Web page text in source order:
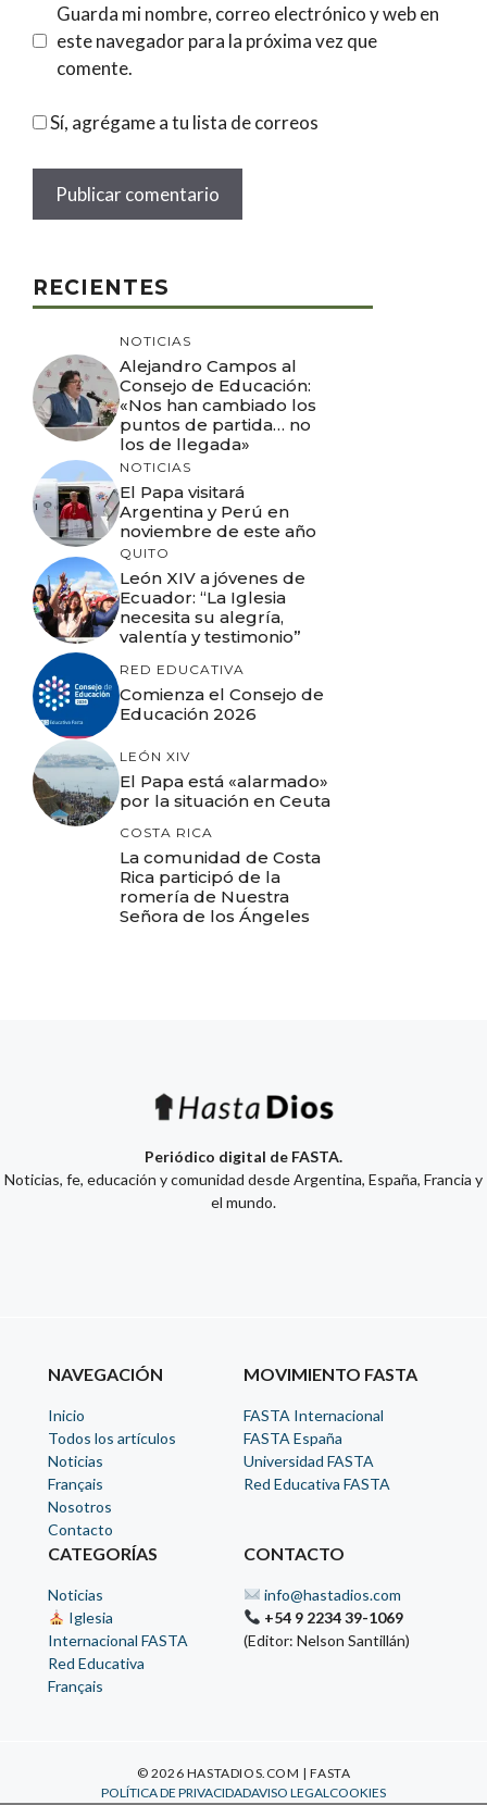
Guarda mi nombre, correo electrónico y web en
este navegador para la próxima vez que
comente.
Sí, agrégame a tu lista de correos
RECIENTES
NOTICIAS
Alejandro Campos al
Consejo de Educación:
«Nos han cambiado los
puntos de partida… no
los de llegada»
NOTICIAS
El Papa visitará
Argentina y Perú en
noviembre de este año
QUITO
León XIV a jóvenes de
Ecuador: “La Iglesia
necesita su alegría,
valentía y testimonio”
RED EDUCATIVA
Comienza el Consejo de
Educación 2026
LEÓN XIV
El Papa está «alarmado»
por la situación en Ceuta
COSTA RICA
La comunidad de Costa
Rica participó de la
romería de Nuestra
Señora de los Ángeles
Periódico digital de FASTA.
Noticias, fe, educación y comunidad desde Argentina, España, Francia y
el mundo.
NAVEGACIÓN
Inicio
Todos los artículos
Noticias
Français
Nosotros
Contacto
MOVIMIENTO FASTA
FASTA Internacional
FASTA España
Universidad FASTA
Red Educativa FASTA
CATEGORÍAS
Noticias
Iglesia
Internacional FASTA
Red Educativa
Français
CONTACTO
info@hastadios.com
+54 9 2234 39-1069
(Editor: Nelson Santillán)
© 2026 HASTADIOS.COM | FASTA
POLÍTICA DE PRIVACIDADAVISO LEGAL COOKIES